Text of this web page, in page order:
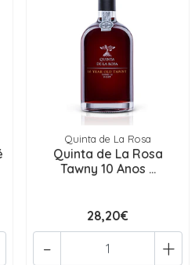
Quinta de La Rosa
Quinta de La Rosa
Tawny 10 Anos ...
28,20€
+
-